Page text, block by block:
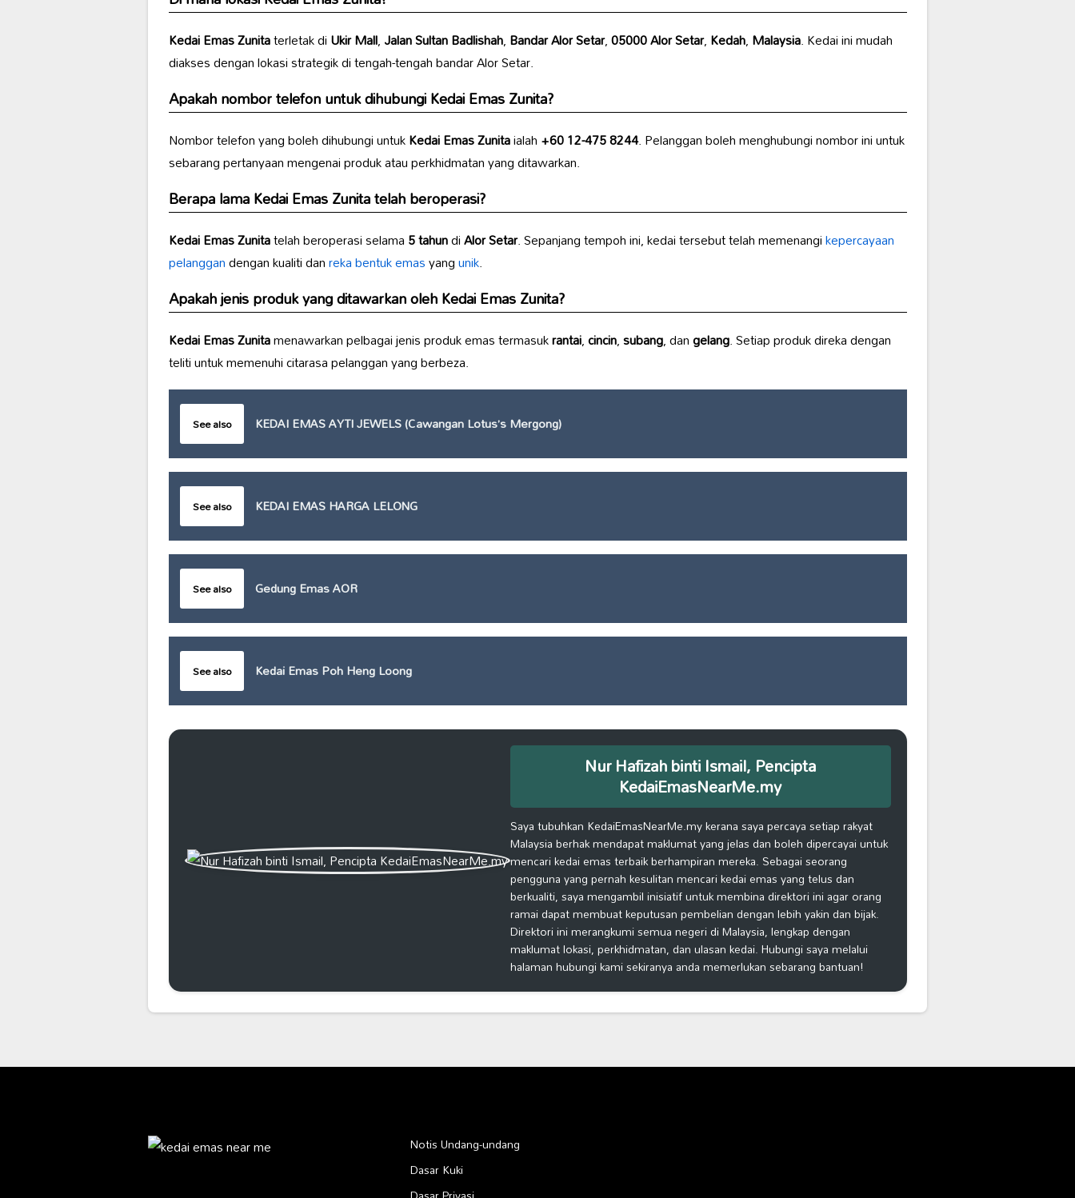
Kedai Emas Zunitaterletak diUkir Mall,Jalan Sultan Badlishah,Bandar Alor Setar,05000 Alor Setar,Kedah,Malaysia. Kedai ini mudah
diakses dengan lokasi strategik di tengah-tengah bandar Alor Setar.
Apakah nombor telefon untuk dihubungiKedai Emas Zunita?
Nombor telefon yang boleh dihubungi untukKedai Emas Zunitaialah+60 12-475 8244. Pelanggan boleh menghubungi nombor ini untuk
sebarang pertanyaan mengenai produk atau perkhidmatan yang ditawarkan.
Berapa lamaKedai Emas Zunitatelah beroperasi?
Kedai Emas Zunitatelah beroperasi selama5 tahundiAlor Setar. Sepanjang tempoh ini, kedai tersebut telah memenangikepercayaan
pelanggandengan kualiti danreka bentuk emasyangunik.
Apakah jenis produk yang ditawarkan olehKedai Emas Zunita?
Kedai Emas Zunitamenawarkan pelbagai jenis produk emas termasukrantai,cincin,subang, dangelang. Setiap produk direka dengan
teliti untuk memenuhi citarasa pelanggan yang berbeza.
See also KEDAI EMAS AYTI JEWELS (Cawangan Lotus’s Mergong)
See also KEDAI EMAS HARGA LELONG
See also Gedung Emas AOR
See also Kedai Emas Poh Heng Loong
Nur Hafizah binti Ismail, Pencipta
KedaiEmasNearMe.my
Saya tubuhkan KedaiEmasNearMe.my kerana saya percaya setiap rakyat
Malaysia berhak mendapat maklumat yang jelas dan boleh dipercayai untuk
mencari kedai emas terbaik berhampiran mereka. Sebagai seorang
pengguna yang pernah kesulitan mencari kedai emas yang telus dan
berkualiti, saya mengambil inisiatif untuk membina direktori ini agar orang
ramai dapat membuat keputusan pembelian dengan lebih yakin dan bijak.
Direktori ini merangkumi semua negeri di Malaysia, lengkap dengan
maklumat lokasi, perkhidmatan, dan ulasan kedai. Hubungi saya melalui
halaman hubungi kami sekiranya anda memerlukan sebarang bantuan!
Notis Undang-undang
Dasar Kuki